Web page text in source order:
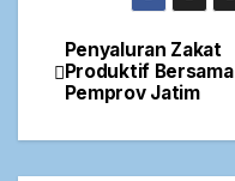
Penyaluran Zakat
Produktif Bersama
Pemprov Jatim